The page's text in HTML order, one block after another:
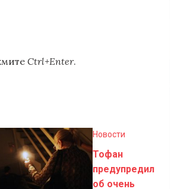
Ctrl+Enter.
Новости
Тофан
предупредил
об очень